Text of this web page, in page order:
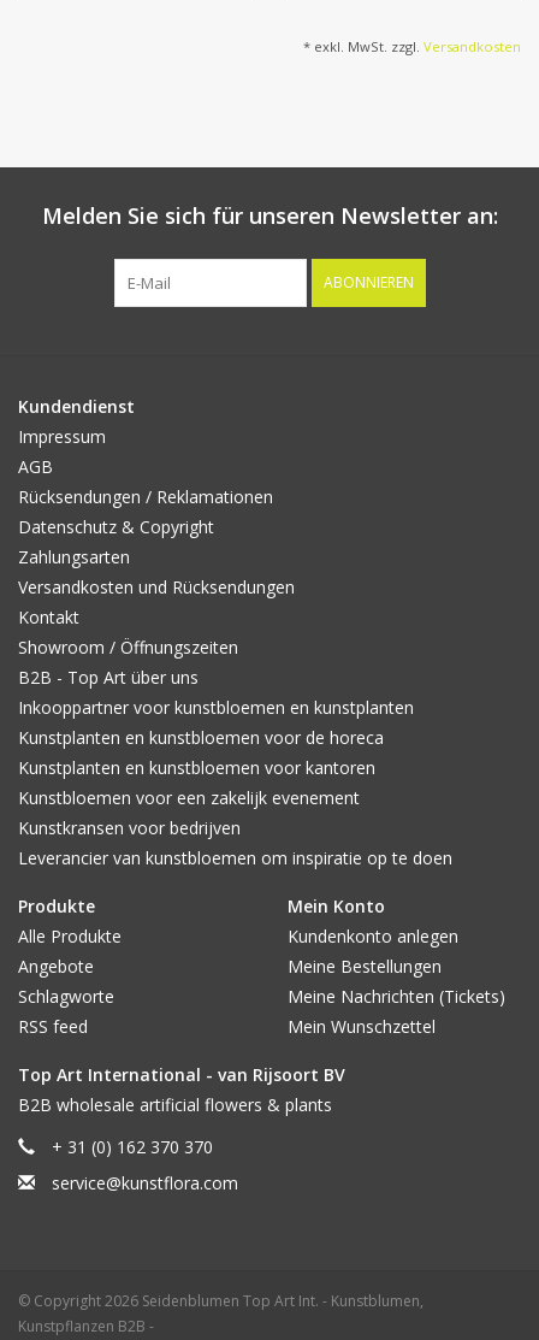
* exkl. MwSt. zzgl. Versandkosten
Melden Sie sich für unseren Newsletter an:
ABONNIEREN
Kundendienst
Impressum
AGB
Rücksendungen / Reklamationen
Datenschutz & Copyright
Zahlungsarten
Versandkosten und Rücksendungen
Kontakt
Showroom / Öffnungszeiten
B2B - Top Art über uns
Inkooppartner voor kunstbloemen en kunstplanten
Kunstplanten en kunstbloemen voor de horeca
Kunstplanten en kunstbloemen voor kantoren
Kunstbloemen voor een zakelijk evenement
Kunstkransen voor bedrijven
Leverancier van kunstbloemen om inspiratie op te doen
Produkte
Alle Produkte
Angebote
Schlagworte
RSS feed
Mein Konto
Kundenkonto anlegen
Meine Bestellungen
Meine Nachrichten (Tickets)
Mein Wunschzettel
Top Art International - van Rijsoort BV
B2B wholesale artificial flowers & plants
+ 31 (0) 162 370 370
service@kunstflora.com
© Copyright 2026 Seidenblumen Top Art Int. - Kunstblumen,
Kunstpflanzen B2B -